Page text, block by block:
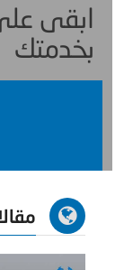
ابقى
بخدمتك